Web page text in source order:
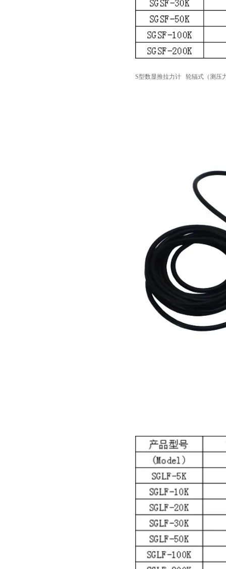
S型数显推拉力计 轮辐式（测压